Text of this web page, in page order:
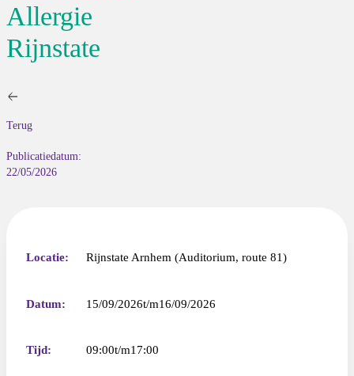
Allergie
Rijnstate
Terug
Publicatiedatum:
22/05/2026
Locatie: Rijnstate Arnhem (Auditorium, route 81)
Datum: 15/09/2026 16/09/2026
Tijd: 09:00 17:00